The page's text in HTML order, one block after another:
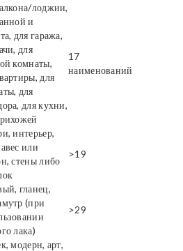
лоджии,
и
для гаража,
для
комнаты,
для
для
для кухни,
17
наименований
интерьер,
или
стены либо
>19
гланец,
(при
лака)
>29
модерн, арт,